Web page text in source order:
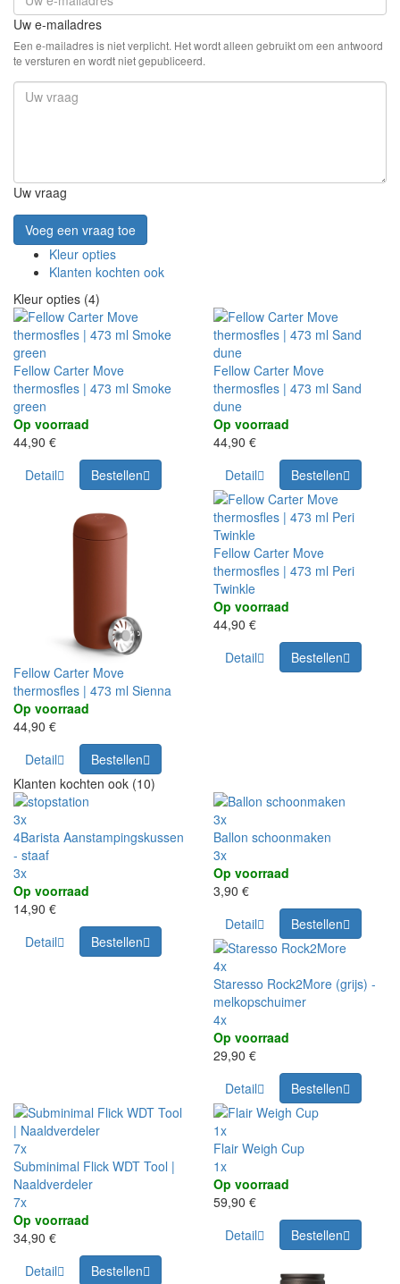
Uw e-mailadres
Een e-mailadres is niet verplicht. Het wordt alleen gebruikt om een antwoord
te versturen en wordt niet gepubliceerd.
Uw vraag
Voeg een vraag toe
Kleur opties
Klanten kochten ook
Kleur opties (4)
Fellow Carter Move
thermosfles | 473 ml Smoke
green
Op voorraad
44,90 €
Detail
Bestellen
Fellow Carter Move
thermosfles | 473 ml Sand
dune
Op voorraad
44,90 €
Detail
Bestellen
Fellow Carter Move
thermosfles | 473 ml Sienna
Op voorraad
44,90 €
Detail
Bestellen
Fellow Carter Move
thermosfles | 473 ml Peri
Twinkle
Op voorraad
44,90 €
Detail
Bestellen
Klanten kochten ook (10)
3x
4Barista Aanstampingskussen
- staaf
3x
Op voorraad
14,90 €
Detail
Bestellen
3x
Ballon schoonmaken
3x
Op voorraad
3,90 €
Detail
Bestellen
4x
Staresso Rock2More (grijs) -
melkopschuimer
4x
Op voorraad
29,90 €
Detail
Bestellen
7x
Subminimal Flick WDT Tool |
Naaldverdeler
7x
Op voorraad
34,90 €
Detail
Bestellen
1x
Flair Weigh Cup
1x
Op voorraad
59,90 €
Detail
Bestellen